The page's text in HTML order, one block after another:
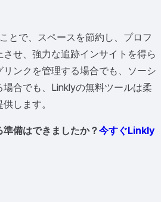
とで、スペースを節約し、プロフ
せ、強力な追跡インサイトを得ら
ンクを管理する場合でも、ソーシ
合でも、Linklyの無料ツールは柔
します。
備はできましたか？今すぐLinkly